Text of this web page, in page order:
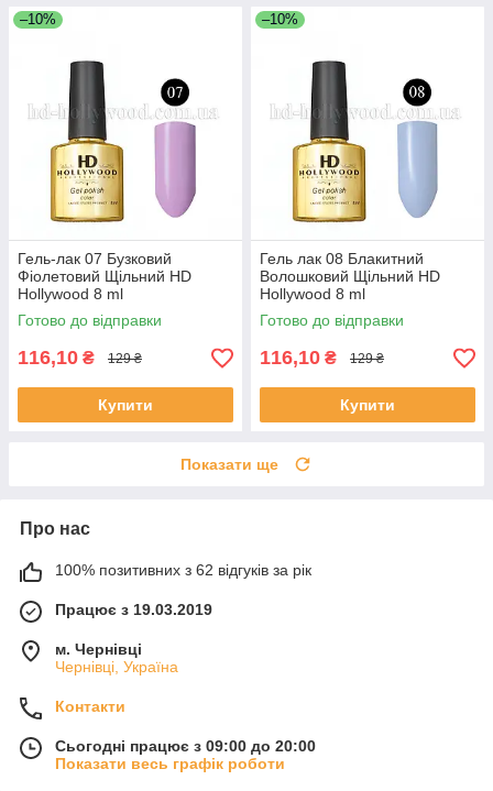
–10%
Гель-лак 07 Бузковий
Фіолетовий Щільний HD
Hollywood 8 ml
Готово до відправки
116,10 ₴ 129 ₴
Купити
–10%
Гель лак 08 Блакитний
Волошковий Щільний HD
Hollywood 8 ml
Готово до відправки
116,10 ₴ 129 ₴
Купити
Показати ще
Про нас
100% позитивних з 62 відгуків за рік
Працює з 19.03.2019
м. Чернівці
Чернівці, Україна
Контакти
Сьогодні працює з 09:00 до 20:00
Показати весь графік роботи